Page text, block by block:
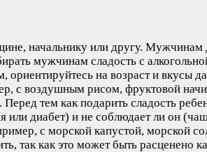
начальнику или другу. Мужчинам
мужчинам сладость с
ориентируйтесь на возраст и
с воздушным рисом, фруктовой
тем как подарить сладость
или диабет) и не соблюдает ли он
с морской капустой, морской
так как это может быть расценено